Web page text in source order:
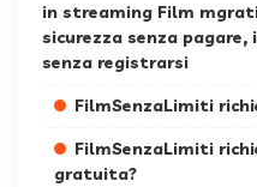
in streaming Film
sicurezza senza
senza registrarsi
FilmSenzaLimiti
FilmSenzaLimiti
gratuita?